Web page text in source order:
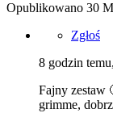
Opublikowano 30
Zgłoś
8 godzin
Fajny zestaw
grimme,